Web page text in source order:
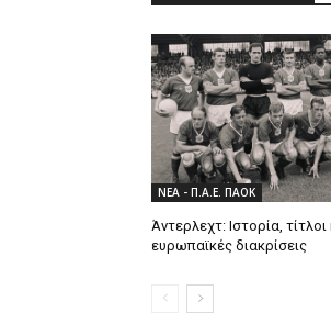
ΝΕΑ - Π.Α.Ε. ΠΑΟΚ
Άντερλεχτ: Ιστορία, τίτλοι
ευρωπαϊκές διακρίσεις